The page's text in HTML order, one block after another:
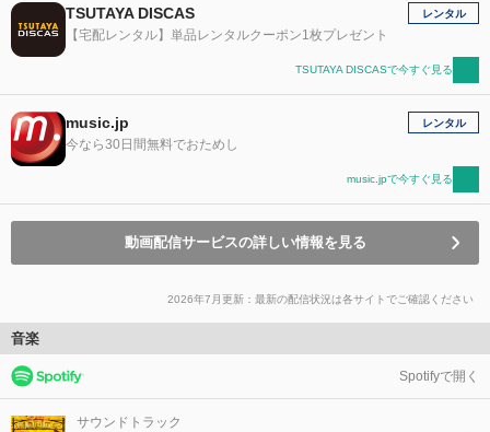
TSUTAYA DISCAS
【宅配レンタル】単品レンタルクーポン1枚プレゼント
レンタル
TSUTAYA DISCASで今すぐ見る
music.jp
今なら30日間無料でおためし
レンタル
music.jpで今すぐ見る
動画配信サービスの詳しい情報を見る
2026年7月更新：最新の配信状況は各サイトでご確認ください
音楽
Spotifyで開く
サウンドトラック